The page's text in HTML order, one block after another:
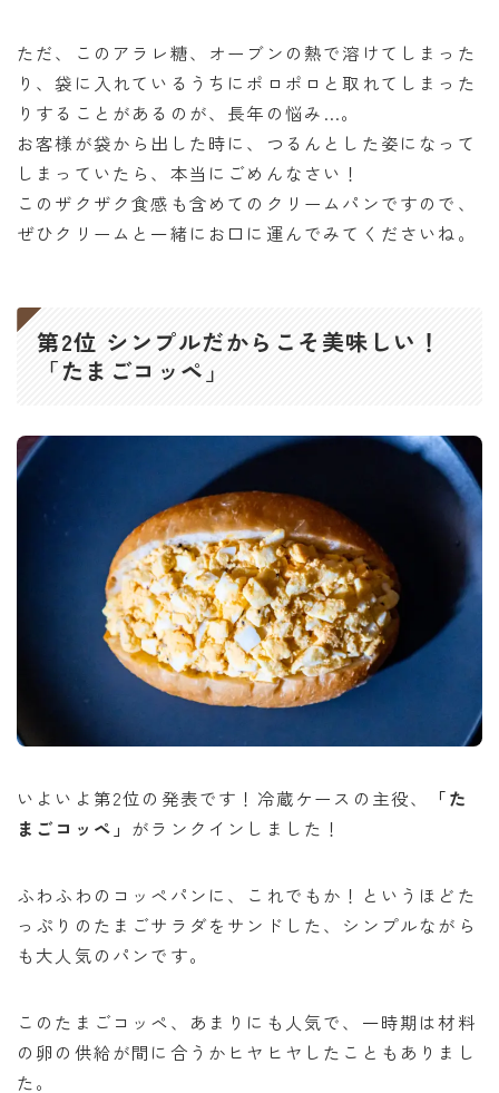
ただ、このアラレ糖、オーブンの熱で溶けてしまった
り、袋に入れているうちにポロポロと取れてしまった
りすることがあるのが、長年の悩み…。
お客様が袋から出した時に、つるんとした姿になって
しまっていたら、本当にごめんなさい！
このザクザク食感も含めてのクリームパンですので、
ぜひクリームと一緒にお口に運んでみてくださいね。
第2位 シンプルだからこそ美味しい！
「たまごコッペ」
いよいよ第2位の発表です！冷蔵ケースの主役、
「た
まごコッペ」 がランクインしました！
ふわふわのコッペパンに、これでもか！というほどた
っぷりのたまごサラダをサンドした、シンプルながら
も大人気のパンです。
このたまごコッペ、あまりにも人気で、一時期は材料
の卵の供給が間に合うかヒヤヒヤしたこともありまし
た。